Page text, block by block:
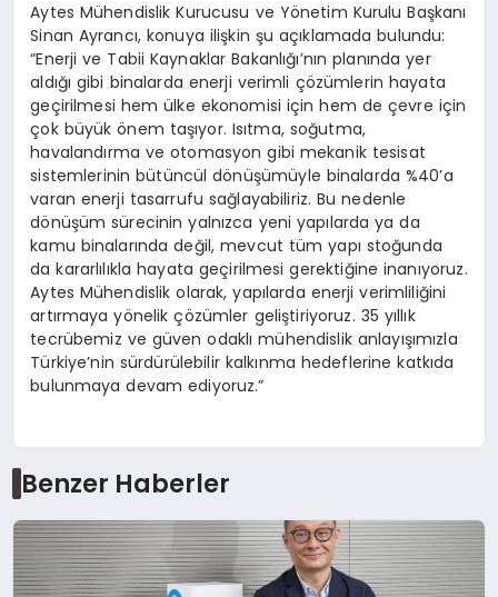
Aytes Mühendislik Kurucusu ve Yönetim Kurulu Başkanı
Sinan Ayrancı, konuya ilişkin şu açıklamada bulundu:
“Enerji ve Tabii Kaynaklar Bakanlığı’nın planında yer
aldığı gibi binalarda enerji verimli çözümlerin hayata
geçirilmesi hem ülke ekonomisi için hem de çevre için
çok büyük önem taşıyor. Isıtma, soğutma,
havalandırma ve otomasyon gibi mekanik tesisat
sistemlerinin bütüncül dönüşümüyle binalarda %40’a
varan enerji tasarrufu sağlayabiliriz. Bu nedenle
dönüşüm sürecinin yalnızca yeni yapılarda ya da
kamu binalarında değil, mevcut tüm yapı stoğunda
da kararlılıkla hayata geçirilmesi gerektiğine inanıyoruz.
Aytes Mühendislik olarak, yapılarda enerji verimliliğini
artırmaya yönelik çözümler geliştiriyoruz. 35 yıllık
tecrübemiz ve güven odaklı mühendislik anlayışımızla
Türkiye’nin sürdürülebilir kalkınma hedeflerine katkıda
bulunmaya devam ediyoruz.”
Benzer Haberler